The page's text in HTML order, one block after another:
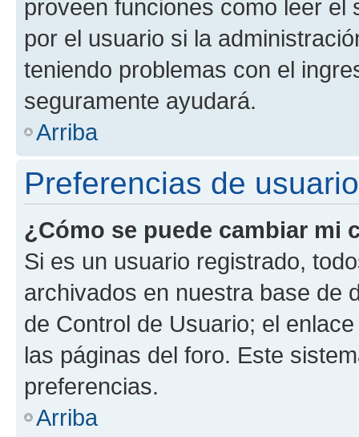
proveen funciones como leer el
por el usuario si la
teniendo problemas con el
seguramente ayudará.
Arriba
Preferencias de
¿Cómo se puede cambiar mi
Si es un usuario registrado,
archivados en nuestra base de
de Control de Usuario; el
las páginas del foro. Este
preferencias.
Arriba